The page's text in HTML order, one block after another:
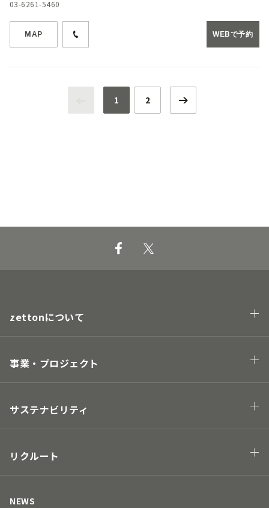
03-6261-5460
MAP WEBで予約
1 2
zettonについて
企業理念・トップメッセージ
事業・プロジェクト
プロジェクト
Hawaii project
サステナビリティ
街の未来につながる
人の未来につながる
リクルート
募集要項
NEWS